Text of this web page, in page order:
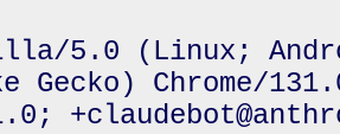
5.0 (Linux;
Gecko) Chrome/